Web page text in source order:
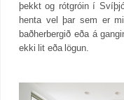
þekkt og rótgróin í
henta vel þar sem er
baðherbergið eða á
ekki lit eða lögun.